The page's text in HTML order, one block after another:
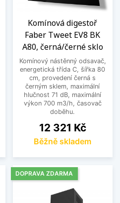
Komínová digestoř
Faber Tweet EV8 BK
A80, černá/černé sklo
Komínový nástěnný odsavač,
energetická třída C, šířka 80
cm, provedení černá s
černým sklem, maximální
hlučnost 71 dB, maximální
výkon 700 m3/h, časovač
doběhu.
Cena
12 321 Kč
Běžně skladem
DOPRAVA ZDARMA